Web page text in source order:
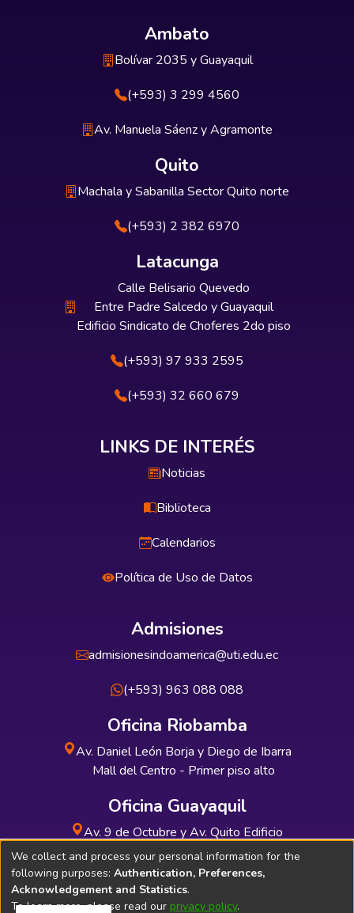
Ambato
Bolívar 2035 y Guayaquil
(+593) 3 299 4560
Av. Manuela Sáenz y Agramonte
Quito
Machala y Sabanilla Sector Quito norte
(+593) 2 382 6970
Latacunga
Calle Belisario Quevedo
Entre Padre Salcedo y Guayaquil
Edificio Sindicato de Choferes 2do piso
(+593) 97 933 2595
(+593) 32 660 679
LINKS DE INTERÉS
Noticias
Biblioteca
Calendarios
Política de Uso de Datos
Admisiones
admisionesindoamerica@uti.edu.ec
(+593) 963 088 088
Oficina Riobamba
Av. Daniel León Borja y Diego de Ibarra
Mall del Centro - Primer piso alto
Oficina Guayaquil
Av. 9 de Octubre y Av. Quito Edificio
INDUAUTO - Planta baja
We collect and process your personal information for the
following purposes: Authentication, Preferences,
Acknowledgement and Statistics.
To learn more, please read our privacy policy.